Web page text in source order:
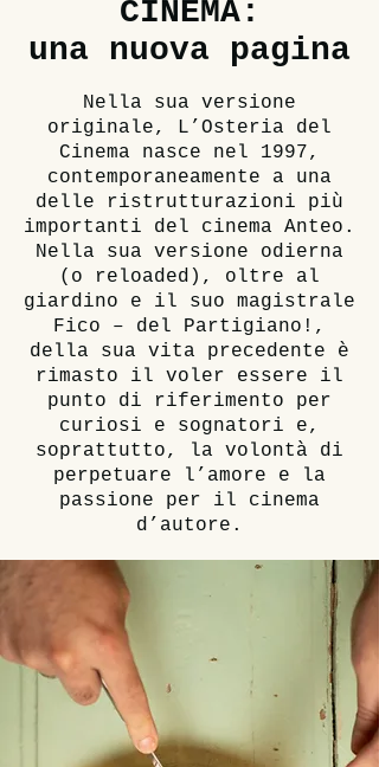
CINEMA:
una nuova pagina
Nella sua versione
originale, L’Osteria del
Cinema nasce nel 1997,
contemporaneamente a una
delle ristrutturazioni più
importanti del cinema Anteo.
Nella sua versione odierna
(o reloaded), oltre al
giardino e il suo magistrale
Fico – del Partigiano!,
della sua vita precedente è
rimasto il voler essere il
punto di riferimento per
curiosi e sognatori e,
soprattutto, la volontà di
perpetuare l’amore e la
passione per il cinema
d’autore.